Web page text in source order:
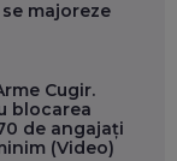
majoreze
Cugir.
blocarea
de angajați
(Video)